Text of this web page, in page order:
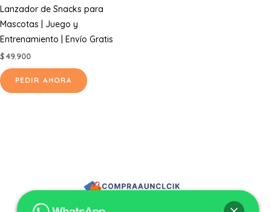
Lanzador de Snacks para
Mascotas | Juego y
Entrenamiento | Envío Gratis
$49.900
PEDIR AHORA